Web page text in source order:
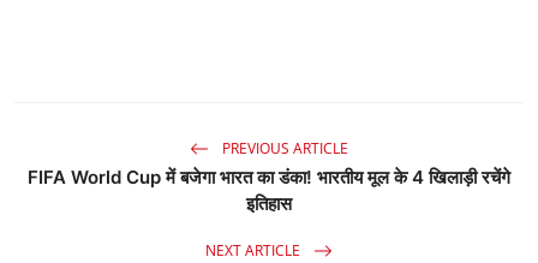
PREVIOUS ARTICLE
FIFA World Cup में बजेगा भारत का डंका! भारतीय मूल के 4 खिलाड़ी रचेंगे
इतिहास
NEXT ARTICLE